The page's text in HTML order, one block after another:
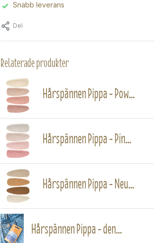
Snabb leverans
Del
Relaterade produkter
Hårspännen Pippa - Pow...
Hårspännen Pippa - Pin...
Hårspännen Pippa - Neu...
Hårspännen Pippa - den...